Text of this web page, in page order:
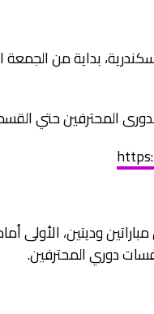
بداية من الجمعة
وديتين، الأولى أمام
دوري المحترفين.